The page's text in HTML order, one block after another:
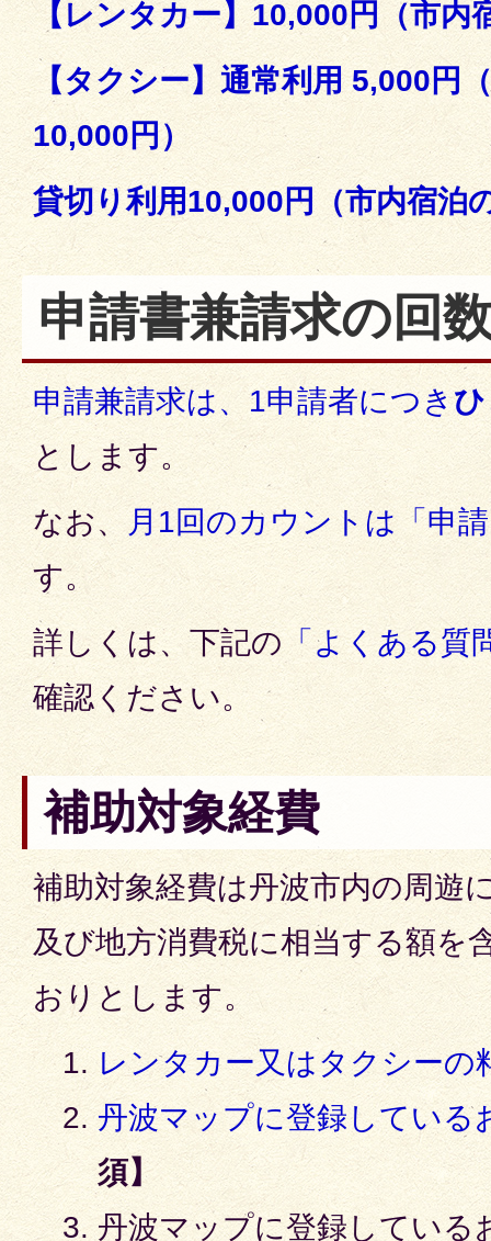
【レンタカー】10,000円（市内
【タクシー】通常利用 5,000円
10,000円）
貸切り利用10,000円（市内宿泊
申請書兼請求の回
申請兼請求は、1申請者につき
とします。
なお、 月1回のカウントは「申
す。
詳しくは、下記の 「よくある質
確認ください。
補助対象経費
補助対象経費は丹波市内の周遊
及び地方消費税に相当する額を
おりとします。
レンタカー又はタクシーの
丹波マップに登録している
須】
丹波マップに登録している